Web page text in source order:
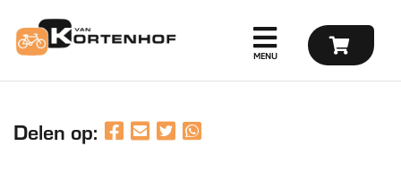
Delen op: